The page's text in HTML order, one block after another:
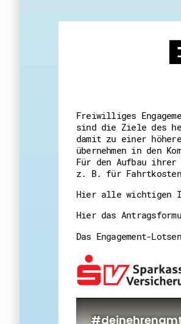
Freiwilliges
sind die Ziele des
damit zu einer
übernehmen in den
Für den Aufbau ihrer
z. B. für
Hier alle wichtigen
Hier das
Das Engagement-